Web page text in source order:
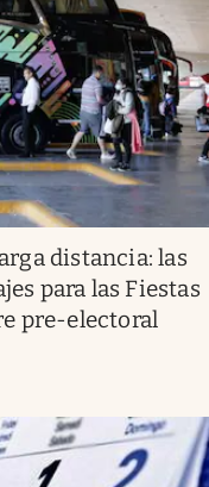
distancia: las
para las Fiestas
pre-electoral